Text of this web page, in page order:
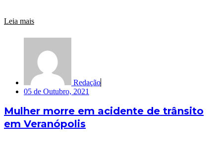
Leia mais
Redação
05 de Outubro, 2021
Mulher morre em acidente de trânsito
em Veranópolis